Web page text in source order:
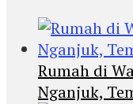
Rumah di
Nganjuk,